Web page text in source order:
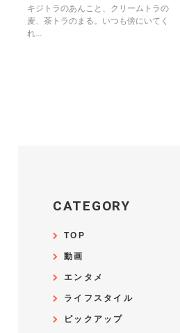
キジトラのあんこと、クリームトラの
麦、茶トラのまる。いつも傍にいてく
れ...
CATEGORY
TOP
動画
エンタメ
ライフスタイル
ピックアップ